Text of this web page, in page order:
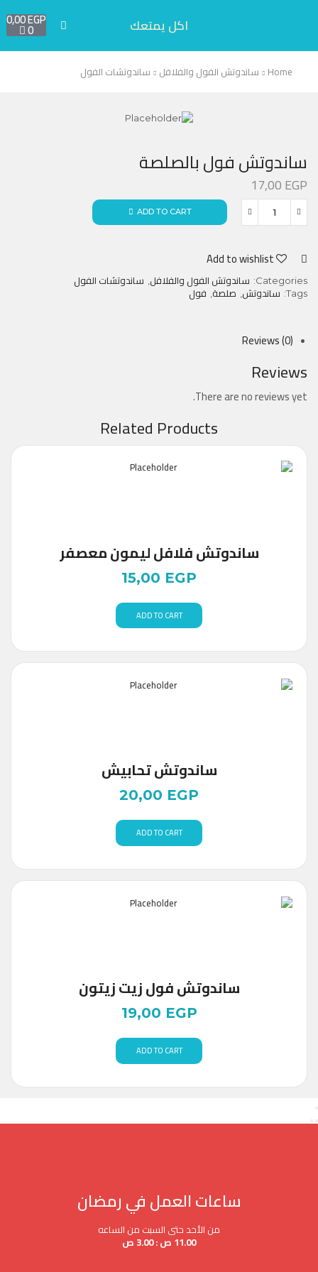
اكل يمتعك 0,00EGP
0
Home ساندوتش الفول والفلافل ساندوتشات الفول
ساندوتش فول بالصلصة
17,00EGP
ADD TO CART
Add to wishlist
Categories: ساندوتش الفول والفلافل ساندوتشات الفول
Tags: ساندوتش صلصة فول
Reviews (0)
Reviews
There are no reviews yet.
Related Products
ساندوتش فلافل ليمون معصفر
15,00 EGP
ADD TO CART
ساندوتش تحابيش
20,00 EGP
ADD TO CART
ساندوتش فول زيت زيتون
19,00 EGP
ADD TO CART
ساعات العمل في رمضان
من الأحد حتى السبت من الساعه
11.00 ص : 3.00 ص